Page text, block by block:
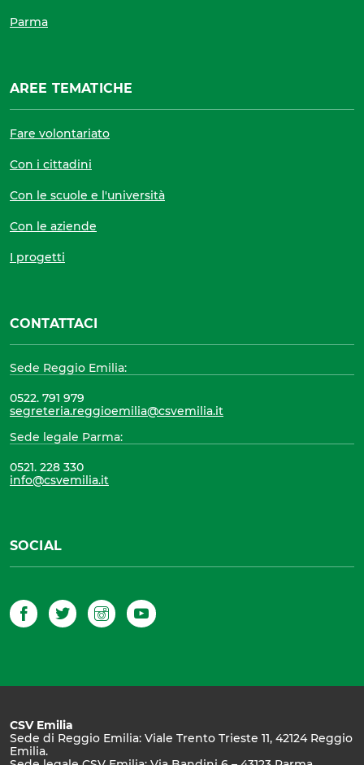
Parma
AREE TEMATICHE
Fare volontariato
Con i cittadini
Con le scuole e l'università
Con le aziende
I progetti
CONTATTACI
Sede Reggio Emilia:
0522. 791 979
segreteria.reggioemilia@csvemilia.it
Sede legale Parma:
0521. 228 330
info@csvemilia.it
SOCIAL
FacebookTwitter Instagram
CSV Emilia
Sede di Reggio Emilia: Viale Trento Trieste 11, 42124 Reggio
Emilia.